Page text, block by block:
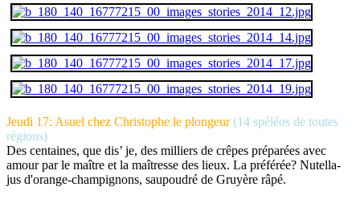
Jeudi 17: Asuel chez Christophe le plongeur (14 spéléos de toutes
régions)
Des centaines, que dis’ je, des milliers de crêpes préparées avec
amour par le maître et la maîtresse des lieux. La préférée? Nutella-
jus d'orange-champignons, saupoudré de Gruyère râpé.